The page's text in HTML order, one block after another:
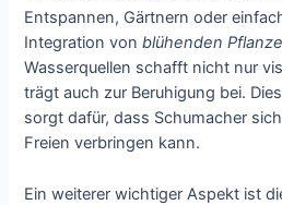
Entspannen, Gärtnern oder
Integration vonblühenden
Wasserquellen schafft nicht nur
trägt auch zur Beruhigung bei.
sorgt dafür, dass Schumacher
Freien verbringen kann.
Ein weiterer wichtiger Aspekt ist